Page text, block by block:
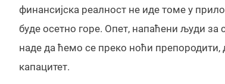
финансијска реалност не иде томе у
буде осетно горе. Опет, напаћени људи
наде да ћемо се преко ноћи
капацитет.